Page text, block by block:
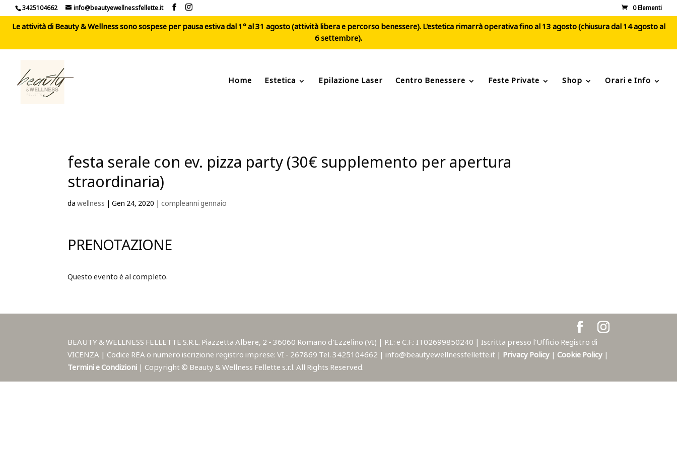
3425104662 info@beautyewellnessfellette.it 0 Elementi
Le attività di Beauty & Wellness sono sospese per pausa estiva dal 1° al 31 agosto (attività libera e percorso benessere). L'estetica rimarrà operativa fino al 13 agosto (chiusura dal 14 agosto al
6 settembre).
Home Estetica Epilazione Laser Centro Benessere Feste Private Shop Orari e Info
festa serale con ev. pizza party (30€ supplemento per apertura
straordinaria)
dawellness |Gen 24, 2020 |compleanni gennaio
PRENOTAZIONE
Questo evento è al completo.
BEAUTY & WELLNESS FELLETTE S.R.L. Piazzetta Albere, 2 - 36060 Romano d'Ezzelino (VI) | P.I.: e C.F.: IT02699850240 | Iscritta presso l'Ufficio Registro di
VICENZA | Codice REA o numero iscrizione registro imprese: VI - 267869 Tel. 3425104662 | info@beautyewellnessfellette.it | Privacy Policy | Cookie Policy |
Termini e Condizioni | Copyright © Beauty & Wellness Fellette s.r.l. All Rights Reserved.